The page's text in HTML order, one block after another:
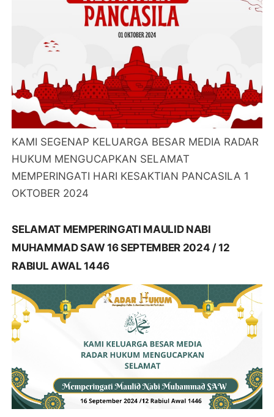
KAMI SEGENAP KELUARGA BESAR MEDIA RADAR
HUKUM MENGUCAPKAN SELAMAT
MEMPERINGATI HARI KESAKTIAN PANCASILA 1
OKTOBER 2024
SELAMAT MEMPERINGATI MAULID NABI
MUHAMMAD SAW 16 SEPTEMBER 2024 / 12
RABIUL AWAL 1446